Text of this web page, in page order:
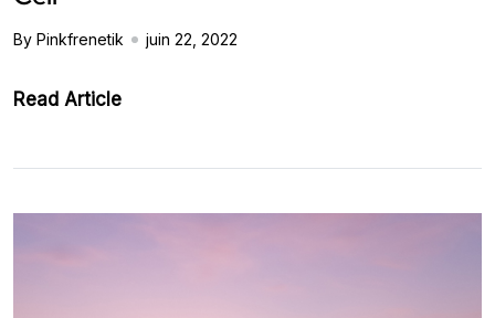
By Pinkfrenetik juin 22, 2022
Read Article